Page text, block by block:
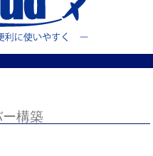
構築